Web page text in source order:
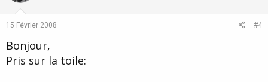
15 Février 2008 #4
Bonjour,
Pris sur la toile: